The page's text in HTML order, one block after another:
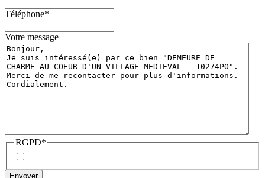
Téléphone*
Votre message
RGPD*